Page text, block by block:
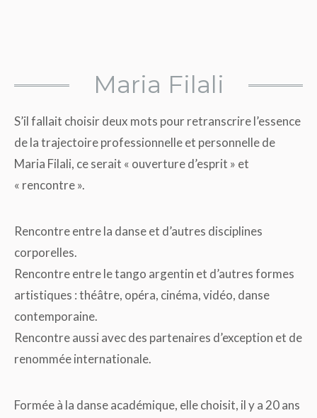
Maria Filali
S’il fallait choisir deux mots pour retranscrire l’essence
de la trajectoire professionnelle et personnelle de
Maria Filali, ce serait « ouverture d’esprit » et
« rencontre ».
Rencontre entre la danse et d’autres disciplines
corporelles.
Rencontre entre le tango argentin et d’autres formes
artistiques : théâtre, opéra, cinéma, vidéo, danse
contemporaine.
Rencontre aussi avec des partenaires d’exception et de
renommée internationale.
Formée à la danse académique, elle choisit, il y a 20 ans